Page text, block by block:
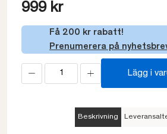
999 kr
Få 200 kr rabatt!
Prenumerera på
Lägg i
Beskrivning